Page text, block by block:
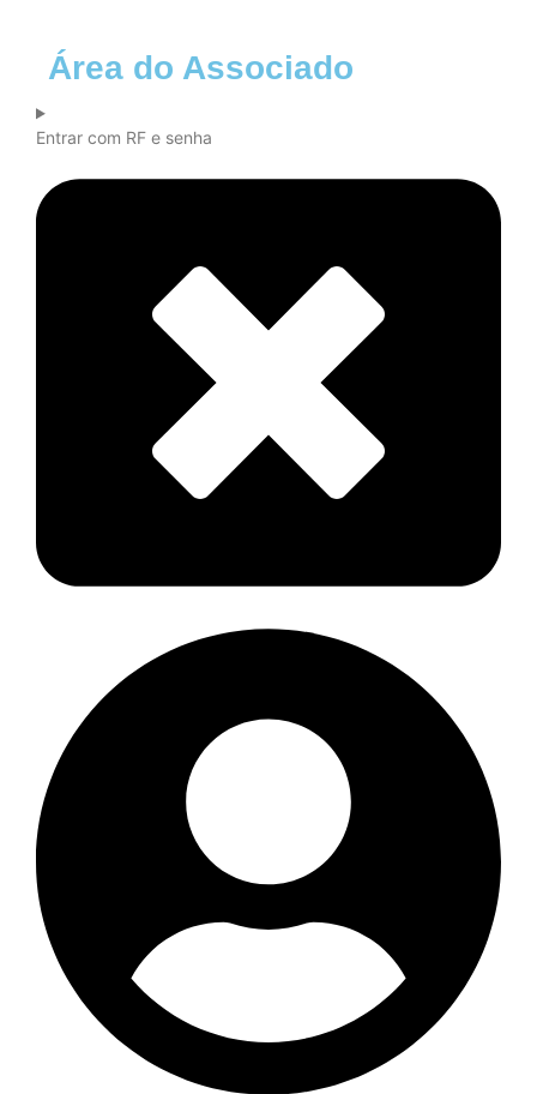
Área do Associado
Entrar com RF e senha